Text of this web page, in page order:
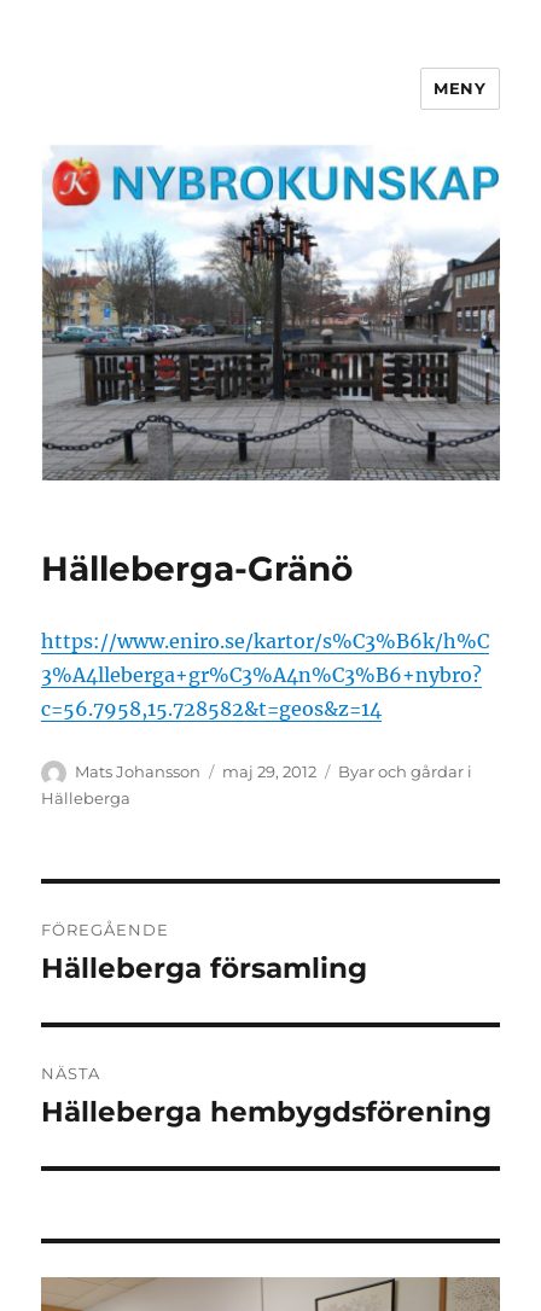
MENY
Hälleberga-Gränö
https://www.eniro.se/kartor/s%C3%B6k/h%C
3%A4lleberga+gr%C3%A4n%C3%B6+nybro?
c=56.7958,15.728582&t=geos&z=14
Författare
Mats Johansson
Publicerat
maj 29, 2012 Kategorier
Byar och gårdar i
Hälleberga
FÖREGÅENDE
Föregående
Hälleberga församling
NÄSTA
Nästa
Hälleberga hembygdsförening